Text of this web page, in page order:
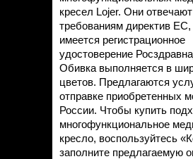
кресел Lojer. Они отвечают
требованиям директив ЕС,
имеется регистрационное
удостоверение
Обивка выполняется в
цветов. Предлагаются
отправке приобретенных
России. Чтобы купить
многофункциональное
кресло, воспользуйтесь
заполните предлагаемую